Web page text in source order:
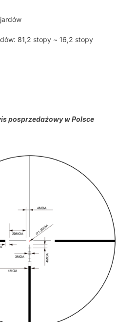
81,2 stopy ~ 16,2 stopy
posprzedażowy w Polsce